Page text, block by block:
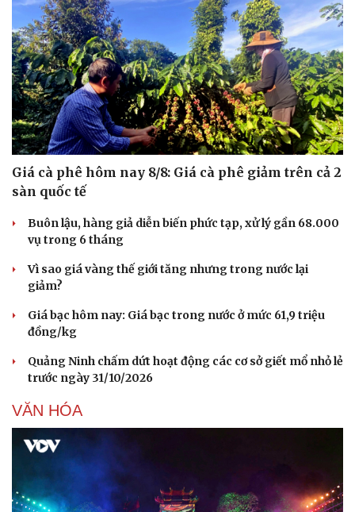
Giá cà phê hôm nay 8/8: Giá cà phê giảm trên cả 2
sàn quốc tế
Buôn lậu, hàng giả diễn biến phức tạp, xử lý gần 68.000
vụ trong 6 tháng
Vì sao giá vàng thế giới tăng nhưng trong nước lại
giảm?
Giá bạc hôm nay: Giá bạc trong nước ở mức 61,9 triệu
đồng/kg
Quảng Ninh chấm dứt hoạt động các cơ sở giết mổ nhỏ lẻ
trước ngày 31/10/2026
VĂN HÓA